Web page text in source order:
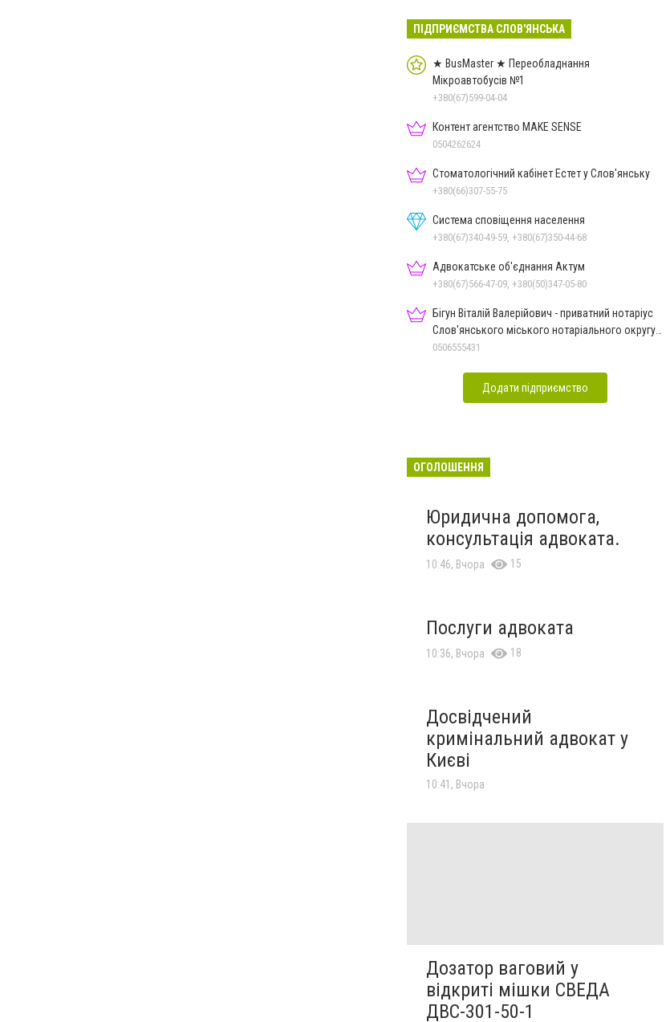
ПІДПРИЄМСТВА СЛОВ'ЯНСЬКА
★ BusMaster ★ Переобладнання
Мікроавтобусів №1
+380(67)599-04-04
Контент агентство MAKE SENSE
0504262624
Стоматологічний кабінет Естет у Слов'янську
+380(66)307-55-75
Система сповіщення населення
+380(67)340-49-59, +380(67)350-44-68
Адвокатське об'єднання Актум
+380(67)566-47-09, +380(50)347-05-80
Бігун Віталій Валерійович - приватний нотаріус
Слов'янського міського нотаріального округу
Дон.обл.
0506555431
Додати підприємство
ОГОЛОШЕННЯ
Юридична допомога,
консультація адвоката.
10:46, Вчора 15
Послуги адвоката
10:36, Вчора 18
Досвідчений
кримінальний адвокат у
Києві
10:41, Вчора
Дозатор ваговий у
відкриті мішки СВЕДА
ДВС-301-50-1